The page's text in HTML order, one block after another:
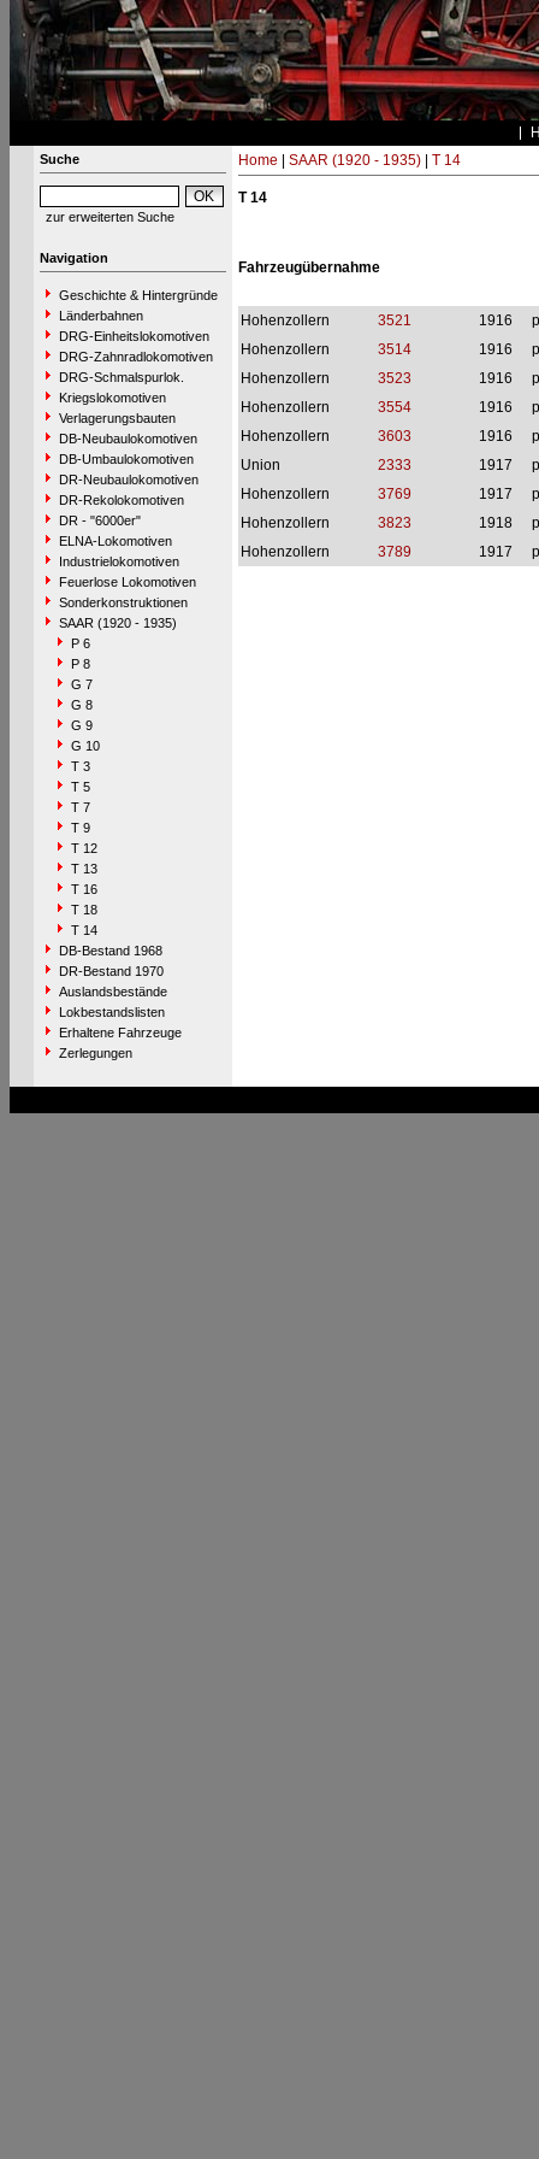
Suche
zur erweiterten Suche
Navigation
Geschichte & Hintergründe
Länderbahnen
DRG-Einheitslokomotiven
DRG-Zahnradlokomotiven
DRG-Schmalspurlok.
Kriegslokomotiven
Verlagerungsbauten
DB-Neubaulokomotiven
DB-Umbaulokomotiven
DR-Neubaulokomotiven
DR-Rekolokomotiven
DR - "6000er"
ELNA-Lokomotiven
Industrielokomotiven
Feuerlose Lokomotiven
Sonderkonstruktionen
SAAR (1920 - 1935)
P 6
P 8
G 7
G 8
G 9
G 10
T 3
T 5
T 7
T 9
T 12
T 13
T 16
T 18
T 14
DB-Bestand 1968
DR-Bestand 1970
Auslandsbestände
Lokbestandslisten
Erhaltene Fahrzeuge
Zerlegungen
Home SAAR (1920 - 1935)| T 14
T 14
Fahrzeugübernahme
Hohenzollern 3521 1916
Hohenzollern
3514 1916
Hohenzollern
3523 1916
Hohenzollern
3554 1916
Hohenzollern
3603 1916
Union
2333 1917
Hohenzollern
3769 1917
Hohenzollern
3823 1918
Hohenzollern
3789 1917